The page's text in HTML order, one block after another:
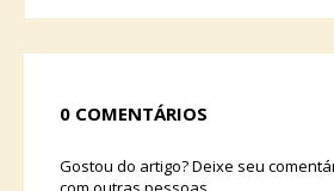
0 COMENTÁRIOS
Gostou do artigo? Deixe seu